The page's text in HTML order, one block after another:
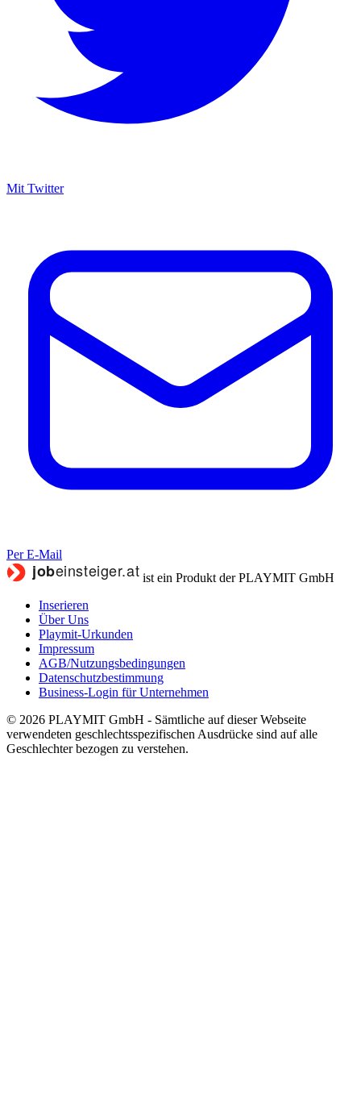
Mit Twitter
Per E-Mail
ist ein Produkt der PLAYMIT GmbH
Inserieren
Über Uns
Playmit-Urkunden
Impressum
AGB/Nutzungsbedingungen
Datenschutzbestimmung
Business-Login für Unternehmen
© 2026 PLAYMIT GmbH - Sämtliche auf dieser Webseite
verwendeten geschlechtsspezifischen Ausdrücke sind auf alle
Geschlechter bezogen zu verstehen.